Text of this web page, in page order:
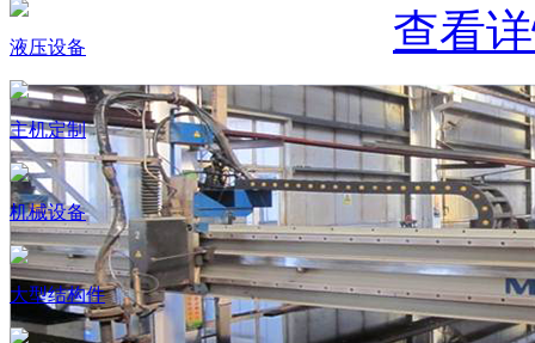
液压设备
主机定制
机械设备
大型结构件
查看